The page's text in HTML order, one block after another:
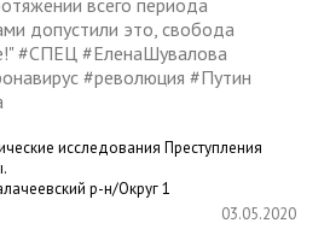
допустили это, свобода
#СПЕЦ #ЕленаШувалова
#революция #Путин
исследования Преступления
р-н/Округ 1
03.05.2020